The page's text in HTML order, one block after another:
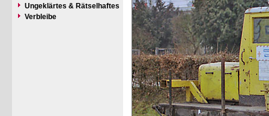
Ungeklärtes & Rätselhaftes
Verbleibe